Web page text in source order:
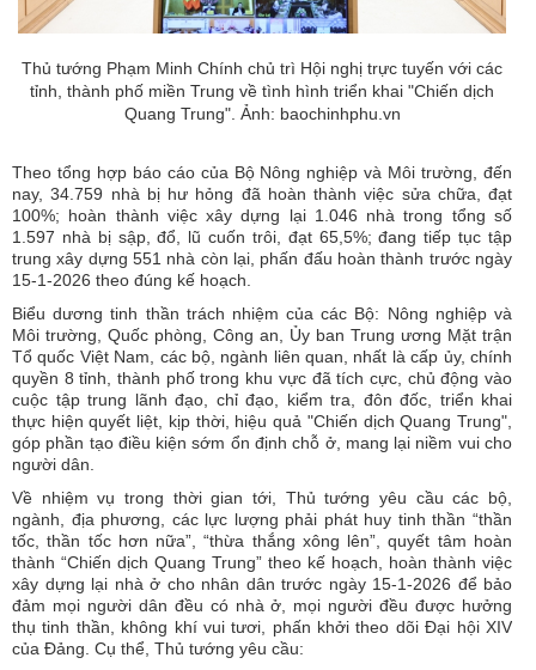
Thủ tướng Phạm Minh Chính chủ trì Hội nghị trực tuyến với các
tỉnh, thành phố miền Trung về tình hình triển khai "Chiến dịch
Quang Trung". Ảnh: baochinhphu.vn
Theo tổng hợp báo cáo của Bộ Nông nghiệp và Môi trường, đến
nay, 34.759 nhà bị hư hỏng đã hoàn thành việc sửa chữa, đạt
100%; hoàn thành việc xây dựng lại 1.046 nhà trong tổng số
1.597 nhà bị sập, đổ, lũ cuốn trôi, đạt 65,5%; đang tiếp tục tập
trung xây dựng 551 nhà còn lại, phấn đấu hoàn thành trước ngày
15-1-2026 theo đúng kế hoạch.
Biểu dương tinh thần trách nhiệm của các Bộ: Nông nghiệp và
Môi trường, Quốc phòng, Công an, Ủy ban Trung ương Mặt trận
Tổ quốc Việt Nam, các bộ, ngành liên quan, nhất là cấp ủy, chính
quyền 8 tỉnh, thành phố trong khu vực đã tích cực, chủ động vào
cuộc tập trung lãnh đạo, chỉ đạo, kiểm tra, đôn đốc, triển khai
thực hiện quyết liệt, kịp thời, hiệu quả "Chiến dịch Quang Trung",
góp phần tạo điều kiện sớm ổn định chỗ ở, mang lại niềm vui cho
người dân.
Về nhiệm vụ trong thời gian tới, Thủ tướng yêu cầu các bộ,
ngành, địa phương, các lực lượng phải phát huy tinh thần “thần
tốc, thần tốc hơn nữa”, “thừa thắng xông lên”, quyết tâm hoàn
thành “Chiến dịch Quang Trung” theo kế hoạch, hoàn thành việc
xây dựng lại nhà ở cho nhân dân trước ngày 15-1-2026 để bảo
đảm mọi người dân đều có nhà ở, mọi người đều được hưởng
thụ tinh thần, không khí vui tươi, phấn khởi theo dõi Đại hội XIV
của Đảng. Cụ thể, Thủ tướng yêu cầu: